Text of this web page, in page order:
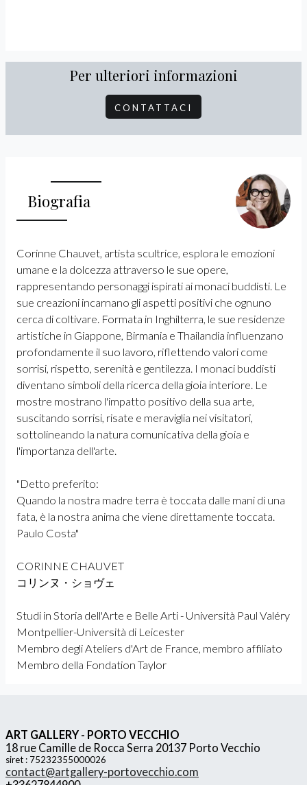
Per ulteriori informazioni
CONTATTACI
Biografia
Corinne Chauvet, artista scultrice, esplora le emozioni
umane e la dolcezza attraverso le sue opere,
rappresentando personaggi ispirati ai monaci buddisti. Le
sue creazioni incarnano gli aspetti positivi che ognuno
cerca di coltivare. Formata in Inghilterra, le sue residenze
artistiche in Giappone, Birmania e Thailandia influenzano
profondamente il suo lavoro, riflettendo valori come
sorrisi, rispetto, serenità e gentilezza. I monaci buddisti
diventano simboli della ricerca della gioia interiore. Le
mostre mostrano l'impatto positivo della sua arte,
suscitando sorrisi, risate e meraviglia nei visitatori,
sottolineando la natura comunicativa della gioia e
l'importanza dell'arte.
"Detto preferito:
Quando la nostra madre terra è toccata dalle mani di una
fata, è la nostra anima che viene direttamente toccata.
Paulo Costa"
CORINNE CHAUVET
コリンヌ・ショヴェ
Studi in Storia dell'Arte e Belle Arti - Università Paul Valéry
Montpellier-Università di Leicester
Membro degli Ateliers d'Art de France, membro affiliato
Membro della Fondation Taylor
ART GALLERY - PORTO VECCHIO
18 rue Camille de Rocca Serra 20137 Porto Vecchio
siret : 75232355000026
contact@artgallery-portovecchio.com